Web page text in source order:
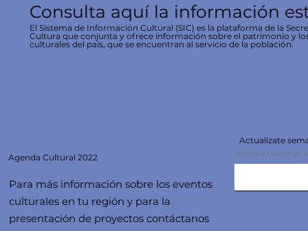
Consulta aquí la información
El Sistema de Información Cultural (SIC) es la plataforma de la
Cultura que conjunta y ofrece información sobre el patrimonio y
culturales del país, que se encuentran al servicio de la población.
Agenda Cultural 2022
Para más información sobre los eventos
culturales en tu región y para la
presentación de proyectos contáctanos
Actualízate
Ingresa tu email